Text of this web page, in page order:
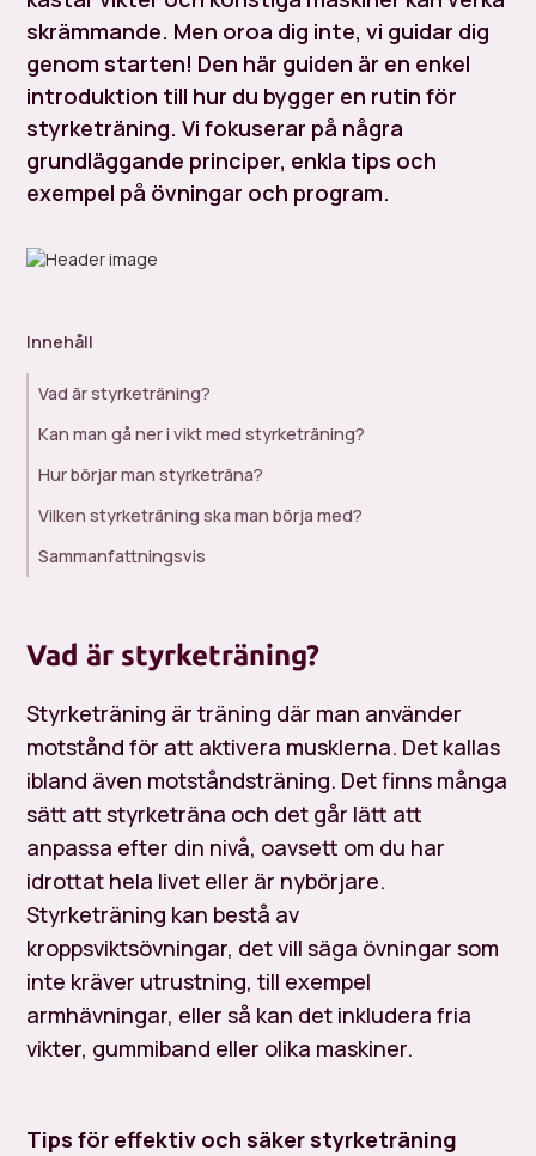
skrämmande. Men oroa dig inte, vi guidar dig
genom starten! Den här guiden är en enkel
introduktion till hur du bygger en rutin för
styrketräning. Vi fokuserar på några
grundläggande principer, enkla tips och
exempel på övningar och program.
Innehåll
Vad är styrketräning?
Kan man gå ner i vikt med styrketräning?
Hur börjar man styrketräna?
Vilken styrketräning ska man börja med?
Sammanfattningsvis
Vad är styrketräning?
Styrketräning är träning där man använder
motstånd för att aktivera musklerna. Det kallas
ibland även motståndsträning. Det finns många
sätt att styrketräna och det går lätt att
anpassa efter din nivå, oavsett om du har
idrottat hela livet eller är nybörjare.
Styrketräning kan bestå av
kroppsviktsövningar, det vill säga övningar som
inte kräver utrustning, till exempel
armhävningar, eller så kan det inkludera fria
vikter, gummiband eller olika maskiner.
Tips för effektiv och säker styrketräning